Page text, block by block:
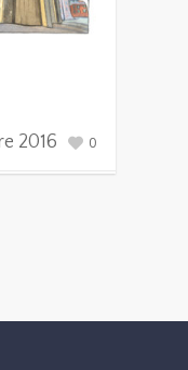
2016 0